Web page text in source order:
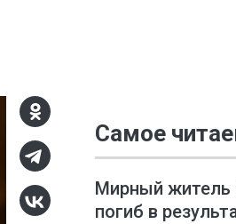
Самое
Мирный житель
погиб в